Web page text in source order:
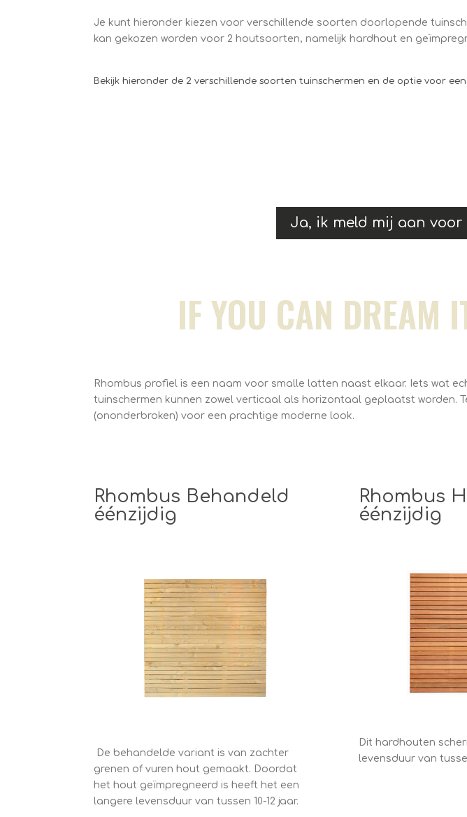
Je kunt hieronder kiezen voor verschillende soorten doorlopende
kan gekozen worden voor 2 houtsoorten, namelijk hardhout en
Bekijk hieronder de 2 verschillende soorten tuinschermen en de optie voor
Ja, ik meld mij aan
IF YOU CAN DREAM
Rhombus profiel is een naam voor smalle latten naast elkaar. Iets wat
tuinschermen kunnen zowel verticaal als horizontaal geplaatst worden.
(ononderbroken) voor een prachtige moderne look.
Rhombus Behandeld
éénzijdig
De behandelde variant is van zachter
grenen of vuren hout gemaakt. Doordat
het hout geïmpregneerd is heeft het een
langere levensduur van tussen 10-12 jaar.
Rhombus
éénzijdig
Dit hardhouten
levensduur van